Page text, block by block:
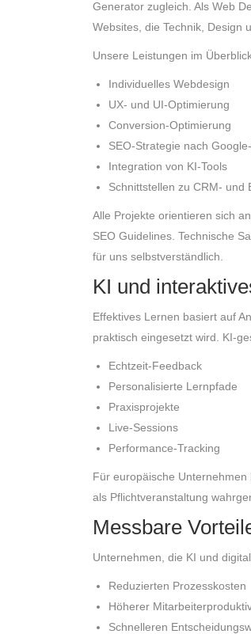
Generator zugleich. Als Web
Websites, die Technik, Design
Unsere Leistungen im
Individuelles Webdesign
UX- und UI-Optimierung
Conversion-Optimierung
SEO-Strategie nach
Integration von KI-Tools
Schnittstellen zu CRM- und
Alle Projekte orientieren sich
SEO Guidelines. Technische
für uns selbstverständlich.
KI und
Effektives Lernen basiert auf
praktisch eingesetzt wird. KI-
Echtzeit-Feedback
Personalisierte Lernpfade
Praxisprojekte
Live-Sessions
Performance-Tracking
Für europäische
als Pflichtveranstaltung
Messbare
Unternehmen, die KI und
Reduzierten Prozesskosten
Höherer
Schnelleren